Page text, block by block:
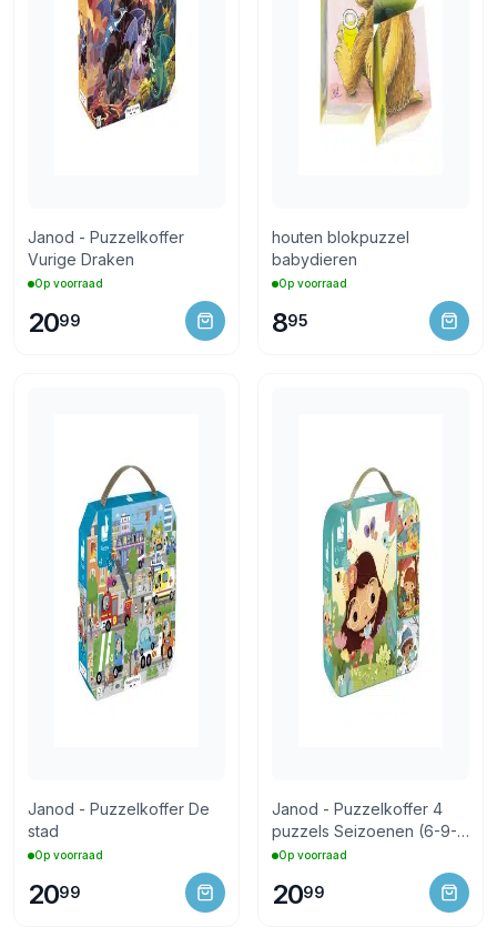
Janod - Puzzelkoffer
Vurige Draken
Op voorraad
2099
houten blokpuzzel
babydieren
Op voorraad
895
Janod - Puzzelkoffer De
stad
Op voorraad
2099
Janod - Puzzelkoffer 4
puzzels Seizoenen (6-9-
12-16 stukken)
Op voorraad
2099